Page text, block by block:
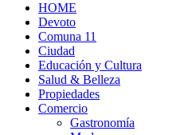
HOME
Devoto
Comuna 11
Ciudad
Educación y Cultura
Salud & Belleza
Propiedades
Comercio
Gastronomía